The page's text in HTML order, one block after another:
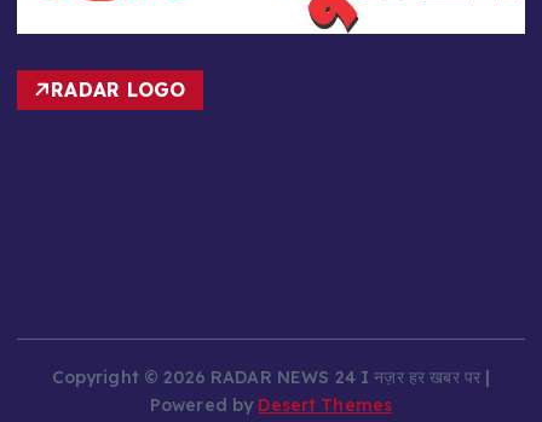
RADAR LOGO
Copyright © 2026 RADAR NEWS 24 I नज़र हर खबर पर |
Powered by Desert Themes